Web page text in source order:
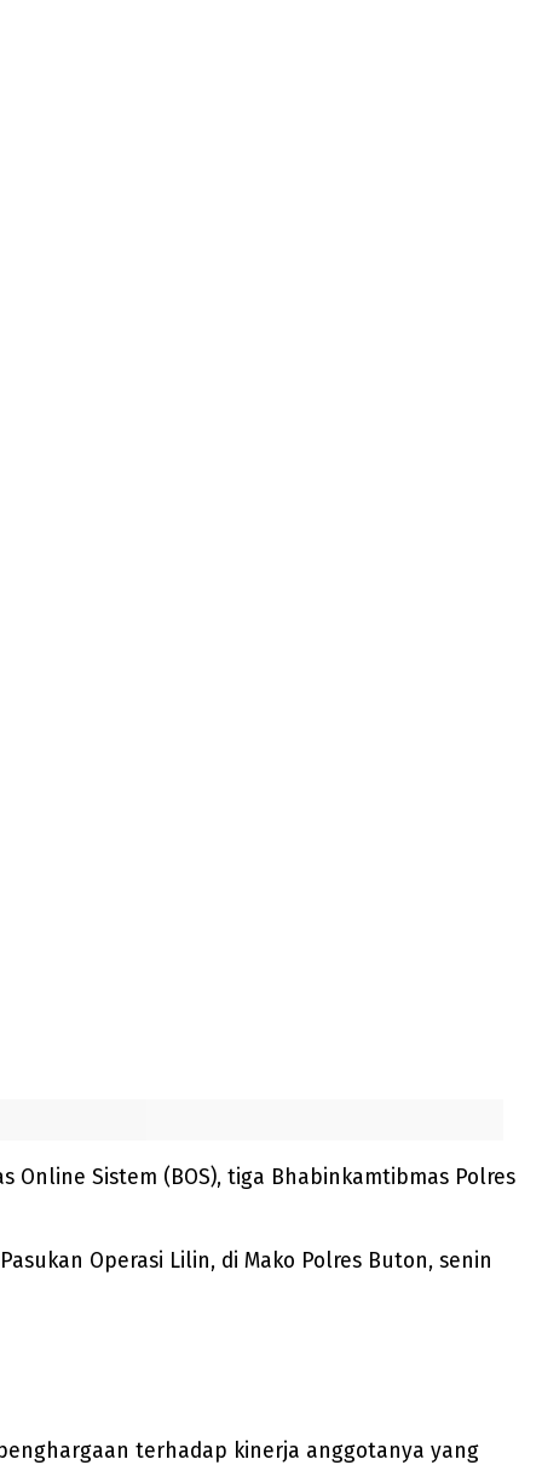
Sistem (BOS), tiga Bhabinkamtibmas Polres
Operasi Lilin, di Mako Polres Buton, senin
terhadap kinerja anggotanya yang